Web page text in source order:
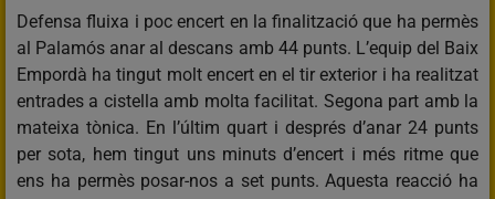
Defensa fluixa i poc encert en la finalització que ha permès
al Palamós anar al descans amb 44 punts. L’equip del Baix
Empordà ha tingut molt encert en el tir exterior i ha realitzat
entrades a cistella amb molta facilitat. Segona part amb la
mateixa tònica. En l’últim quart i després d’anar 24 punts
per sota, hem tingut uns minuts d’encert i més ritme que
ens ha permès posar-nos a set punts. Aquesta reacció ha